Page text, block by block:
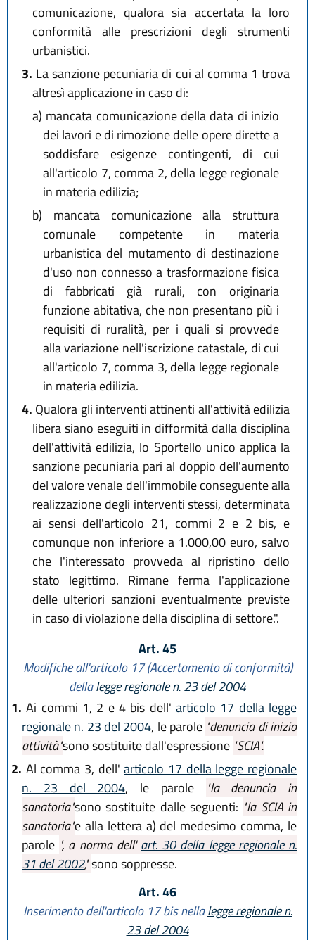
comunicazione, qualora sia accertata la loro
conformità alle prescrizioni degli strumenti
urbanistici.
3. La sanzione pecuniaria di cui al comma 1 trova
altresì applicazione in caso di:
a) mancata comunicazione della data di inizio
dei lavori e di rimozione delle opere dirette a
soddisfare esigenze contingenti, di cui
all'articolo 7, comma 2, della legge regionale
in materia edilizia;
b) mancata comunicazione alla struttura
comunale competente in materia
urbanistica del mutamento di destinazione
d'uso non connesso a trasformazione fisica
di fabbricati già rurali, con originaria
funzione abitativa, che non presentano più i
requisiti di ruralità, per i quali si provvede
alla variazione nell'iscrizione catastale, di cui
all'articolo 7, comma 3, della legge regionale
in materia edilizia.
4. Qualora gli interventi attinenti all'attività edilizia
libera siano eseguiti in difformità dalla disciplina
dell'attività edilizia, lo Sportello unico applica la
sanzione pecuniaria pari al doppio dell'aumento
del valore venale dell'immobile conseguente alla
realizzazione degli interventi stessi, determinata
ai sensi dell'articolo 21, commi 2 e 2 bis, e
comunque non inferiore a 1.000,00 euro, salvo
che l'interessato provveda al ripristino dello
stato legittimo. Rimane ferma l'applicazione
delle ulteriori sanzioni eventualmente previste
in caso di violazione della disciplina di settore.".
Art. 45
Modifiche all'articolo 17 (Accertamento di conformità)
dellalegge regionale n. 23 del 2004
1. Ai commi 1, 2 e 4 bis dell'articolo 17 della legge
regionale n. 23 del 2004, le parole "denuncia di inizio
attività"sono sostituite dall'espressione "SCIA".
2. Al comma 3, dell'articolo 17 della legge regionale
n. 23 del 2004, le parole
"la denuncia in
sanatoria"sono sostituite dalle seguenti: "la SCIA in
sanatoria"e alla lettera a) del medesimo comma, le
parole ", a norma dell'art. 30 della legge regionale n.
31 del 2002,"sono soppresse.
Art. 46
Inserimento dell'articolo 17 bis nellalegge regionale n.
23 del 2004